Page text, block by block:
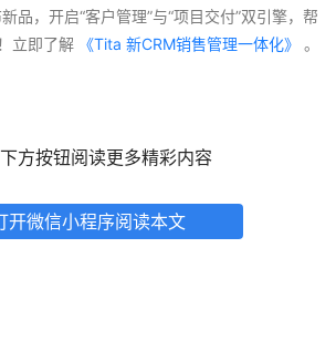
立即了解 《Tita 新CRM销售管理一体化》 。
方按钮阅读更多精彩内容
开微信小程序阅读本文